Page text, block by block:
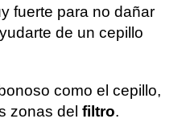
fuerte para no dañar
de un cepillo
como el cepillo,
zonas del filtro.